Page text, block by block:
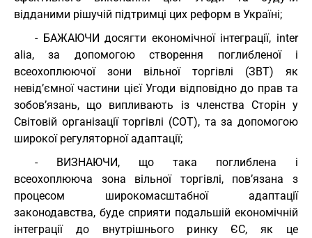
відданими рішучій підтримці цих реформ в Україні;
- БАЖАЮЧИ досягти економічної інтеграції, inter
alia, за допомогою створення поглибленої і
всеохоплюючої зони вільної торгівлі (ЗВТ) як
невід’ємної частини цієї Угоди відповідно до прав та
зобов’язань, що випливають із членства Сторін у
Світовій організації торгівлі (СОТ), та за допомогою
широкої регуляторної адаптації;
- ВИЗНАЮЧИ, що така поглиблена і
всеохоплююча зона вільної торгівлі, пов’язана з
процесом широкомасштабної адаптації
законодавства, буде сприяти подальшій економічній
інтеграції до внутрішнього ринку ЄС, як це